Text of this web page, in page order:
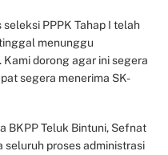
PPPK Tahap I telah
menunggu
dorong agar ini segera
segera menerima SK-
BKPP Teluk Bintuni, Sefnat
seluruh proses administrasi